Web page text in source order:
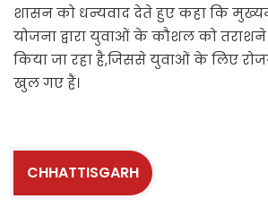
शासन को धन्यवाद देते हुए कहा कि
योजना द्वारा युवाओं के कौशल को
किया जा रहा है,जिससे युवाओं के लिए
खुल गए हैं।
CHHATTISGARH